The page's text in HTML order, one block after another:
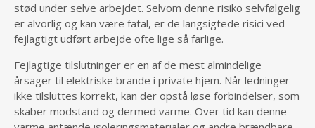
stød under selve arbejdet. Selvom denne risiko selvfølgelig
er alvorlig og kan være fatal, er de langsigtede risici ved
fejlagtigt udført arbejde ofte lige så farlige.
Fejlagtige tilslutninger er en af de mest almindelige
årsager til elektriske brande i private hjem. Når ledninger
ikke tilsluttes korrekt, kan der opstå løse forbindelser, som
skaber modstand og dermed varme. Over tid kan denne